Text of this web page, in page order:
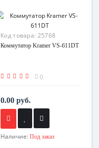
Код товара: 25768
Коммутатор Kramer VS-611DT
0
0.00 руб.
Наличие: Под заказ